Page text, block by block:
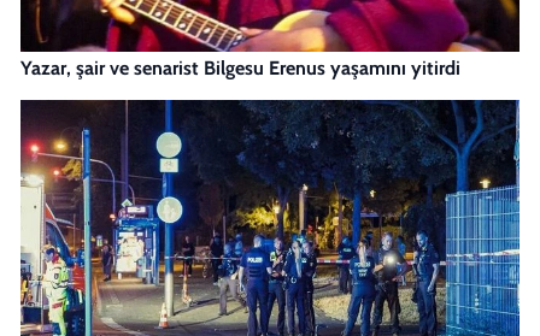
Yazar, şair ve senarist Bilgesu Erenus yaşamını yitirdi